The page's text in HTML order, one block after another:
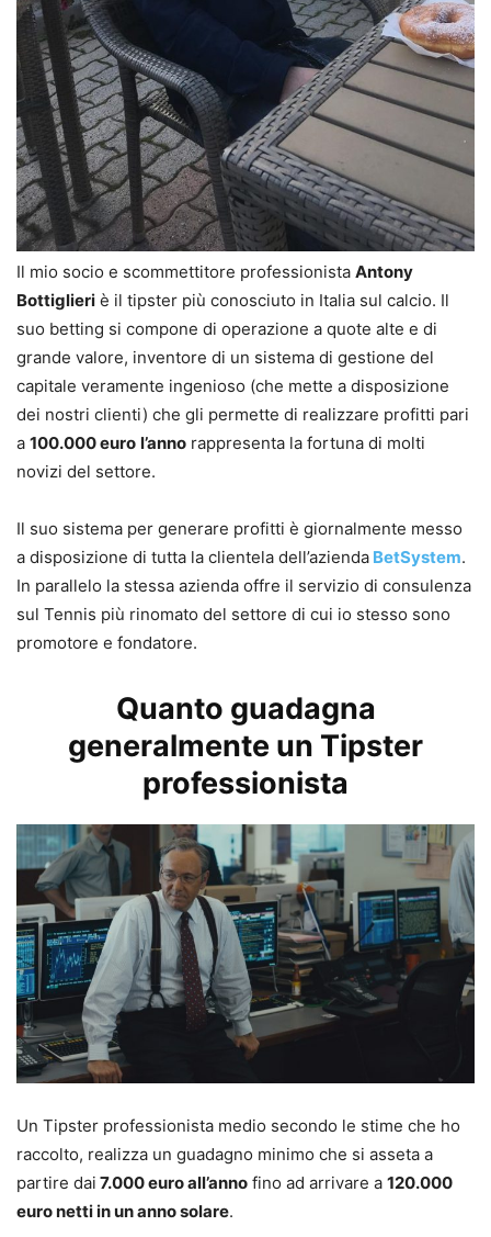
Il mio socio e scommettitore professionista Antony
Bottiglieri è il tipster più conosciuto in Italia sul calcio. Il
suo betting si compone di operazione a quote alte e di
grande valore, inventore di un sistema di gestione del
capitale veramente ingenioso (che mette a disposizione
dei nostri clienti) che gli permette di realizzare profitti pari
a 100.000 euro l’anno rappresenta la fortuna di molti
novizi del settore.
Il suo sistema per generare profitti è giornalmente messo
a disposizione di tutta la clientela dell’azienda BetSystem.
In parallelo la stessa azienda offre il servizio di consulenza
sul Tennis più rinomato del settore di cui io stesso sono
promotore e fondatore.
Quanto guadagna
generalmente un Tipster
professionista
Un Tipster professionista medio secondo le stime che ho
raccolto, realizza un guadagno minimo che si asseta a
partire dai 7.000 euro all’anno fino ad arrivare a 120.000
euro netti in un anno solare.